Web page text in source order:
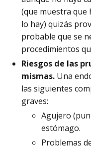
(que muestra que
lo hay) quizás
probable que se
procedimientos
Riesgos de las
mismas. Una
las siguientes
graves:
Agujero
estómago.
Problemas